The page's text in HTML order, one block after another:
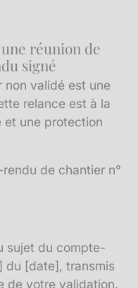
réunion de
signé
validé est une
relance est à la
et une protection
de chantier n°
sujet du compte-
du [date], transmis
de votre validation.